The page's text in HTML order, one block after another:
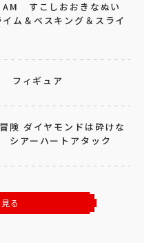
すこしおおきなぬい
ム＆ベスキング＆スライ
ィギュア